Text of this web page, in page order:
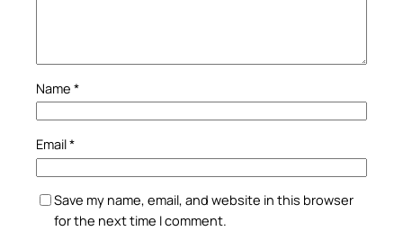
Name *
Email*
Save my name, email, and website in this browser
for the next time I comment.